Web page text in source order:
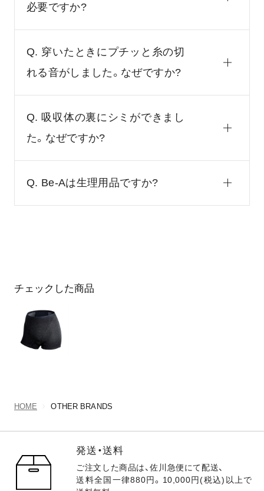
必要ですか?
Q. 穿いたときにプチッと糸の切
れる音がしました。なぜですか?
Q. 吸収体の裏にシミができまし
た。なぜですか?
Q. Be-Aは生理用品ですか?
チェックした商品
HOME OTHER BRANDS
発送・送料
ご注文した商品は、佐川急便にて配送、
送料全国一律880円。10,000円(税込)以上で